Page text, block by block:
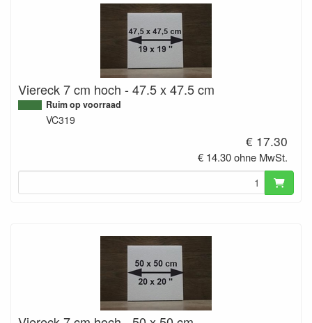
Viereck 7 cm hoch - 47.5 x 47.5 cm
Ruim op voorraad
VC319
€ 17.30
€ 14.30 ohne MwSt.